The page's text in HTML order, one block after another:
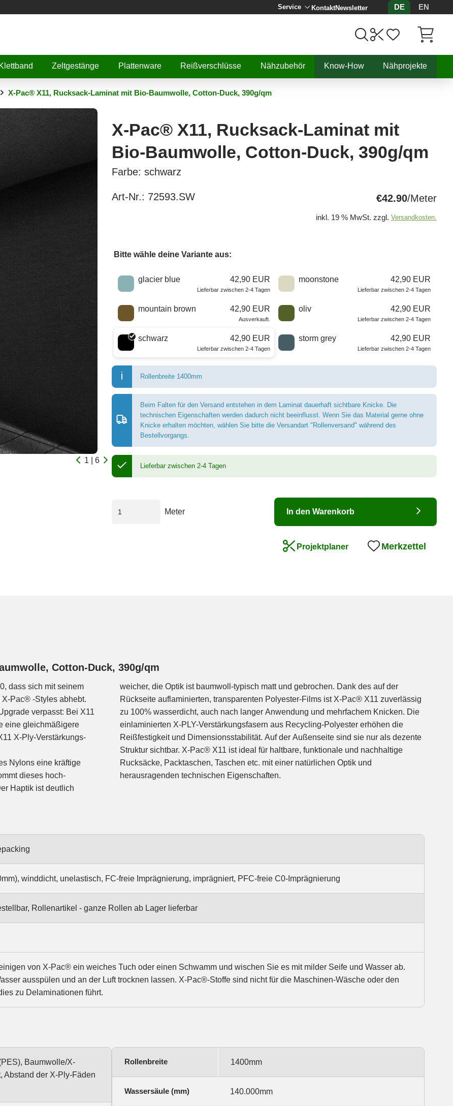
Service KontaktNewsletter DE
EN
Klettband Zeltgestänge Plattenware Reißverschlüsse Nähzubehör Know-How Nähprojekte
X-Pac® X11, Rucksack-Laminat mit Bio-Baumwolle, Cotton-Duck, 390g/qm
1 | 6
X-Pac® X11, Rucksack-Laminat mit
Bio-Baumwolle, Cotton-Duck, 390g/qm
Farbe: schwarz
Art-Nr.: 72593.SW €42.90/Meter
inkl. 19 % MwSt. zzgl. Versandkosten.
Bitte wähle deine Variante aus:
Wähle eine Farbe
glacier blue 42,90 EUR
Lieferbar zwischen 2-4 Tagen
moonstone 42,90 EUR
Lieferbar zwischen 2-4 Tagen
mountain brown 42,90 EUR
Ausverkauft.
oliv 42,90 EUR
Lieferbar zwischen 2-4 Tagen
schwarz 42,90 EUR
Lieferbar zwischen 2-4 Tagen
storm grey 42,90 EUR
Lieferbar zwischen 2-4 Tagen
Rollenbreite 1400mm
Beim Falten für den Versand entstehen in dem Laminat dauerhaft sichtbare Knicke. Die
technischen Eigenschaften werden dadurch nicht beeinflusst. Wenn Sie das Material gerne ohne
Knicke erhalten möchten, wählen Sie bitte die Versandart "Rollenversand" während des
Bestellvorgangs.
Lieferbar zwischen 2-4 Tagen
Meter In den Warenkorb
Projektplaner Merkzettel
Cotton-Duck, 390g/qm
dass sich mit seinem
Pac® -Styles abhebt.
verpasst: Bei X11
eine gleichmäßigere
X-Ply-Verstärkungs-
Nylons eine kräftige
dieses hoch-
Haptik ist deutlich
weicher, die Optik ist baumwoll-typisch matt und gebrochen. Dank des auf der
Rückseite auflaminierten, transparenten Polyester-Films ist X-Pac® X11 zuverlässig
zu 100% wasserdicht, auch nach langer Anwendung und mehrfachem Knicken. Die
einlaminierten X-PLY-Verstärkungsfasern aus Recycling-Polyester erhöhen die
Reißfestigkeit und Dimensionsstabilität. Auf der Außenseite sind sie nur als dezente
Struktur sichtbar. X-Pac® X11 ist ideal für haltbare, funktionale und nachhaltige
Optik und
herausragenden technischen Eigenschaften.
winddicht, unelastisch, FC-freie Imprägnierung, imprägniert, PFC-freie C0-Imprägnierung
Rollenartikel - ganze Rollen ab Lager lieferbar
von X-Pac® ein weiches Tuch oder einen Schwamm und wischen Sie es mit milder Seife und Wasser ab.
ausspülen und an der Luft trocknen lassen. X-Pac®-Stoffe sind nicht für die Maschinen-Wäsche oder den
zu Delaminationen führt.
Baumwolle/X-
Abstand der X-Ply-Fäden
Rollenbreite 1400mm
Wassersäule (mm) 140.000mm